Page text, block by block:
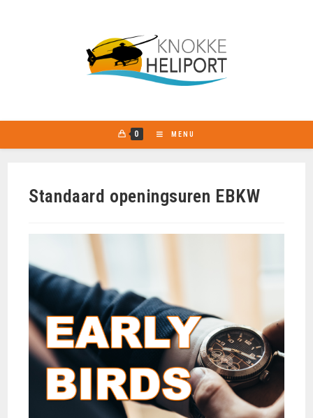
0 MENU
Standaard openingsuren EBKW